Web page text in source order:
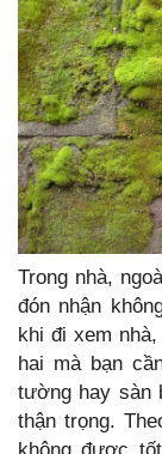
Trong nhà,
đón nhận
khi đi xem
hai mà bạn
tường hay sàn
thận trọng.